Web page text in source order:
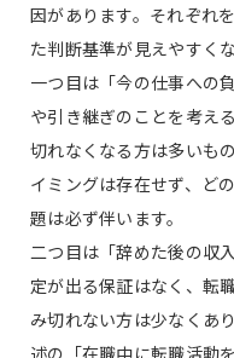
因があります。それぞれ
た判断基準が見えやすくな
一つ目は「今の仕事への
や引き継ぎのことを考え
切れなくなる方は多いも
イミングは存在せず、ど
題は必ず伴います。
二つ目は「辞めた後の収
定が出る保証はなく、転
み切れない方は少なくあ
述の「在職中に転職活動